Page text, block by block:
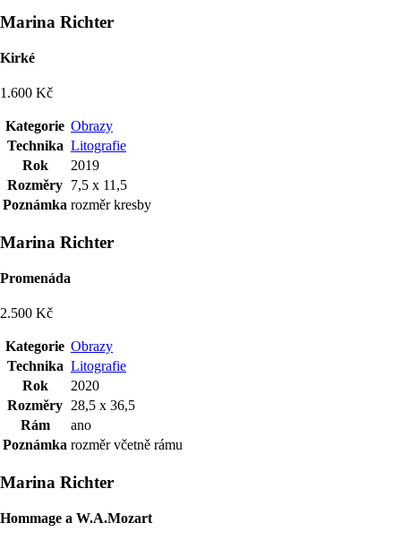
Marina Richter
Kirké
1.600 Kč
Kategorie Obrazy
Technika Litografie
Rok
2019
Rozměry 7,5 x 11,5
Poznámka rozměr kresby
Marina Richter
Promenáda
2.500 Kč
Kategorie Obrazy
Technika Litografie
Rok
2020
Rozměry 28,5 x 36,5
Rám
ano
Poznámka rozměr včetně rámu
Marina Richter
Hommage a W.A.Mozart